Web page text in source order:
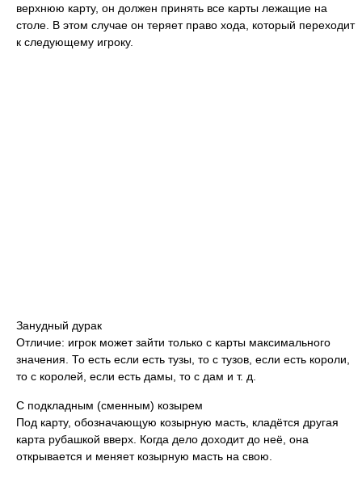
верхнюю карту, он должен принять все карты лежащие на
столе. В этом случае он теряет право хода, который переходит
к следующему игроку.
Занудный дурак
Отличие: игрок может зайти только с карты максимального
значения. То есть если есть тузы, то с тузов, если есть короли,
то с королей, если есть дамы, то с дам и т. д.
С подкладным (сменным) козырем
Под карту, обозначающую козырную масть, кладётся другая
карта рубашкой вверх. Когда дело доходит до неё, она
открывается и меняет козырную масть на свою.